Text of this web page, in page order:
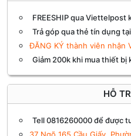
FREESHIP qua Viettelpost
Trả góp qua thẻ tín dụng
ĐĂNG KÝ thành viên nhận
Giảm 200k khi mua thiết bị
HỖ
Tell 0816260000 để được